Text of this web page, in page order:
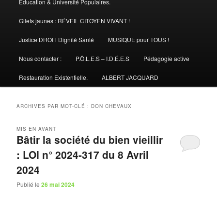
Gilets jaunes : RÉVEIL CITOYEN VIVANT !
Justice DROIT Dignité Santé MUSIQUE pour TOUS !
Nous contacter : P.Ô.L.E.S – I.D.É.E.S Pédagogie active
Restauration Existentielle. ALBERT JACQUARD
ARCHIVES PAR MOT-CLÉ : DON CHEVAUX
Bâtir la société du bien vieillir
: LOI n° 2024-317 du 8 Avril
2024
MIS EN AVANT
Publié le26 mai 2024